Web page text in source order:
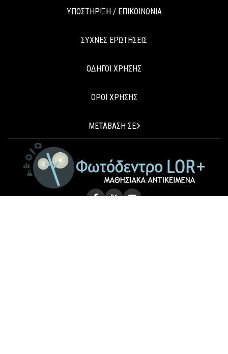
ΥΠΟΣΤΗΡΙΞΗ / ΕΠΙΚΟΙΝΩΝΙΑ
ΣΥΧΝΕΣ ΕΡΩΤΗΣΕΙΣ
ΟΔΗΓΟΙ ΧΡΗΣΗΣ
ΟΡΟΙ ΧΡΗΣΗΣ
ΜΕΤΑΒΑΣΗ ΣΕ